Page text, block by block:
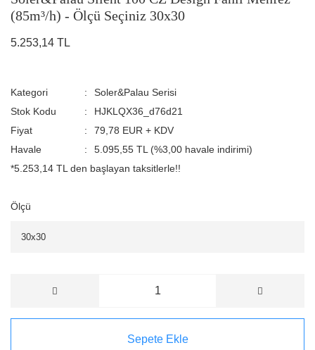
(85m³/h) - Ölçü Seçiniz 30x30
5.253,14 TL
Kategori
Soler&Palau Serisi
Stok Kodu
HJKLQX36_d76d21
Fiyat
79,78 EUR + KDV
Havale
5.095,55 TL (%3,00 havale indirimi)
*5.253,14 TL den başlayan taksitlerle!!
Ölçü
Sepete Ekle